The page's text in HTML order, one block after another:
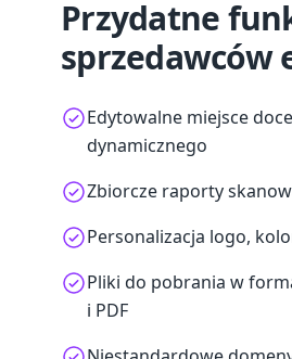
Przydatne
sprzedawców
Edytowalne miejsce
dynamicznego
Zbiorcze raporty
Personalizacja logo,
Pliki do pobrania w
i PDF